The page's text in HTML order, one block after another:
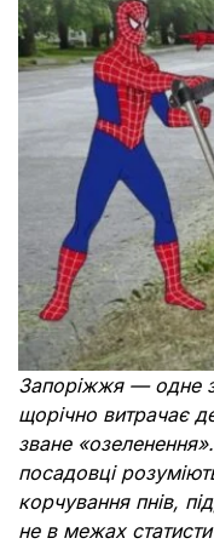
Документи
Запоріжжя — одне з
щорічно витрачає
зване
посадовці
корчування пнів,
не в межах